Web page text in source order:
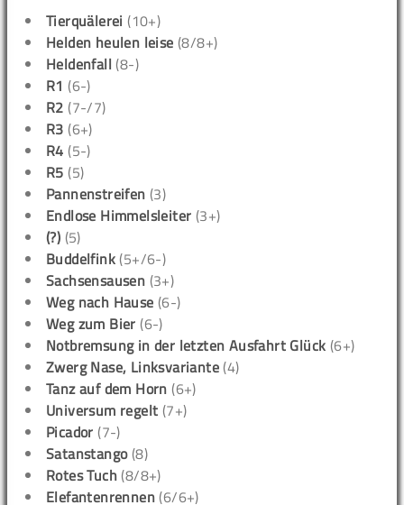
Tierquälerei (10+)
Helden heulen leise (8/8+)
Heldenfall (8-)
R1 (6-)
R2 (7-/7)
R3 (6+)
R4 (5-)
R5 (5)
Pannenstreifen (3)
Endlose Himmelsleiter (3+)
(?) (5)
Buddelfink (5+/6-)
Sachsensausen (3+)
Weg nach Hause (6-)
Weg zum Bier (6-)
Notbremsung in der letzten Ausfahrt Glück (6+)
Zwerg Nase, Linksvariante (4)
Tanz auf dem Horn (6+)
Universum regelt (7+)
Picador (7-)
Satanstango(8)
Rotes Tuch (8/8+)
Elefantenrennen (6/6+)